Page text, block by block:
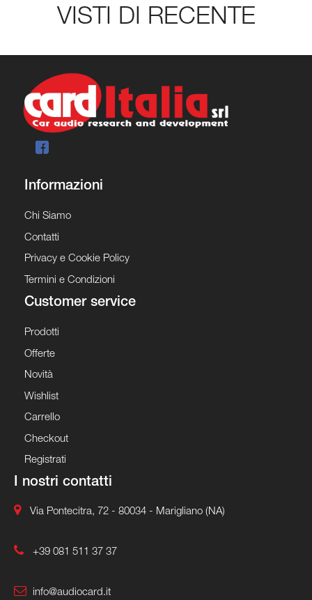
VISTI DI RECENTE
Informazioni
Chi Siamo
Contatti
Privacy e Cookie Policy
Termini e Condizioni
Customer service
Prodotti
Offerte
Novità
Wishlist
Carrello
Checkout
Registrati
I nostri contatti
Via Pontecitra, 72 - 80034 - Marigliano (NA)
+39 081 511 37 37
info@audiocard.it